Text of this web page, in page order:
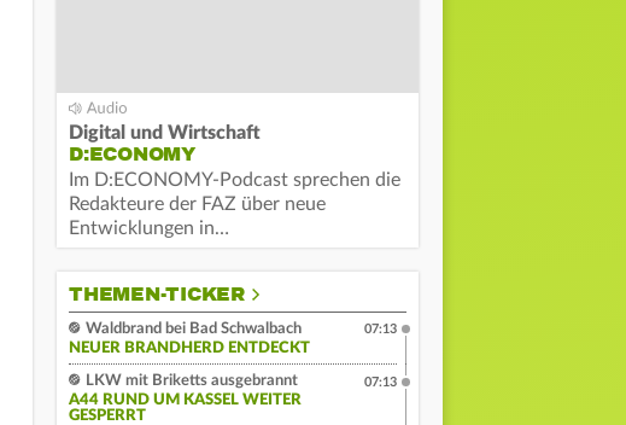
Digital und Wirtschaft
D:ECONOMY
Im D:ECONOMY-Podcast sprechen die
Redakteure der FAZ über neue
Entwicklungen in…
THEMEN-TICKER
Waldbrand bei Bad Schwalbach
NEUER BRANDHERD ENTDECKT
07:13
LKW mit Briketts ausgebrannt
A44 RUND UM KASSEL WEITER
GESPERRT
07:13